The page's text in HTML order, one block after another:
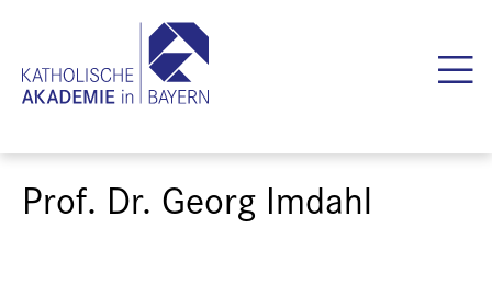
Prof. Dr. Georg Imdahl